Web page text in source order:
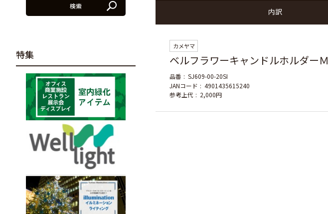
内訳
カメヤマ
ベルフラワーキャンドルホルダーＭ
品番
SJ609-00-20SI
JANコード
4901435615240
参考上代
2,000円
検索
特集